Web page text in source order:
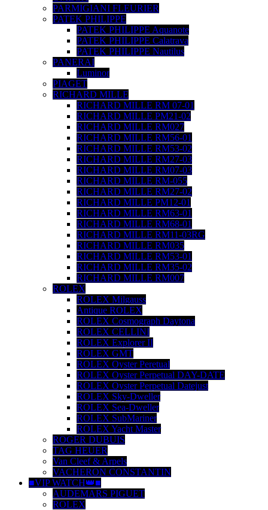
PARMIGIANI FLEURIER
PATEK PHILIPPE
PATEK PHILIPPE Aquanote
PATEK PHILIPPE Calatrava
PATEK PHILIPPE Nautilus
PANERAI
Luminor
PIAGET
RICHARD MILLE
RICHARD MILLE RM 07-01
RICHARD MILLE PM21-02
RICHARD MILLE RM027
RICHARD MILLE RM56-01
RICHARD MILLE RM53-02
RICHARD MILLE RM27-03
RICHARD MILLE RM07-03
RICHARD MILLE RM-055
RICHARD MILLE RM27-02
RICHARD MILLE PM12-01
RICHARD MILLE RM63-01
RICHARD MILLE RM68-01
RICHARD MILLE RM11-03RG
RICHARD MILLE RM035
RICHARD MILLE RM53-01
RICHARD MILLE RM35-02
RICHARD MILLE RM007
ROLEX
ROLEX Milgauss
Antique ROLEX
ROLEX Cosmograph Daytona
ROLEX CELLINI
ROLEX Explorer II
ROLEX GMT
ROLEX Oyster Peretual
ROLEX Oyster Perpetual DAY-DATE
ROLEX Oyster Perpetual Datejust
ROLEX Sky-Dweller
ROLEX Sea-Dweller
ROLEX SubMariner
ROLEX Yacht Master
ROGER DUBUIS
TAG HEUER
Van Cleef & Arpels
VACHERON CONSTANTIN
■VIP WATCH👑■
AUDEMARS PIGUET
ROLEX